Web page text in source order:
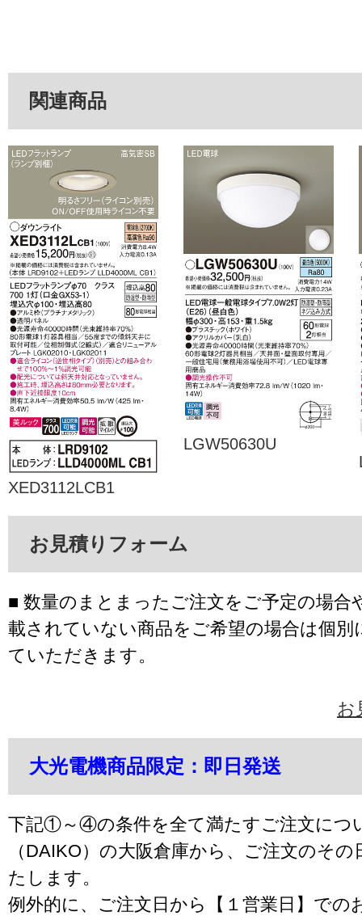
関連商品
XED3112LCB1
LGW50630U
お見積りフォーム
■ 数量のまとまったご注文をご予定の場合
載されていない商品をご希望の場合は個別
ていただきます。
お
大光電機商品限定：即日発送
下記①～④の条件を全て満たすご注文につ
（DAIKO）の大阪倉庫から、ご注文のそ
たします。
例外的に、ご注文日から【１営業日】での